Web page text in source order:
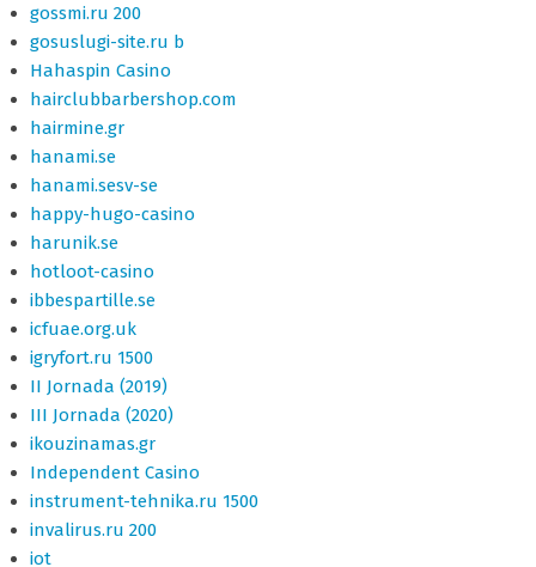
gossmi.ru 200
gosuslugi-site.ru b
Hahaspin Casino
hairclubbarbershop.com
hairmine.gr
hanami.se
hanami.sesv-se
happy-hugo-casino
harunik.se
hotloot-casino
ibbespartille.se
icfuae.org.uk
igryfort.ru 1500
II Jornada (2019)
III Jornada (2020)
ikouzinamas.gr
Independent Casino
instrument-tehnika.ru 1500
invalirus.ru 200
iot